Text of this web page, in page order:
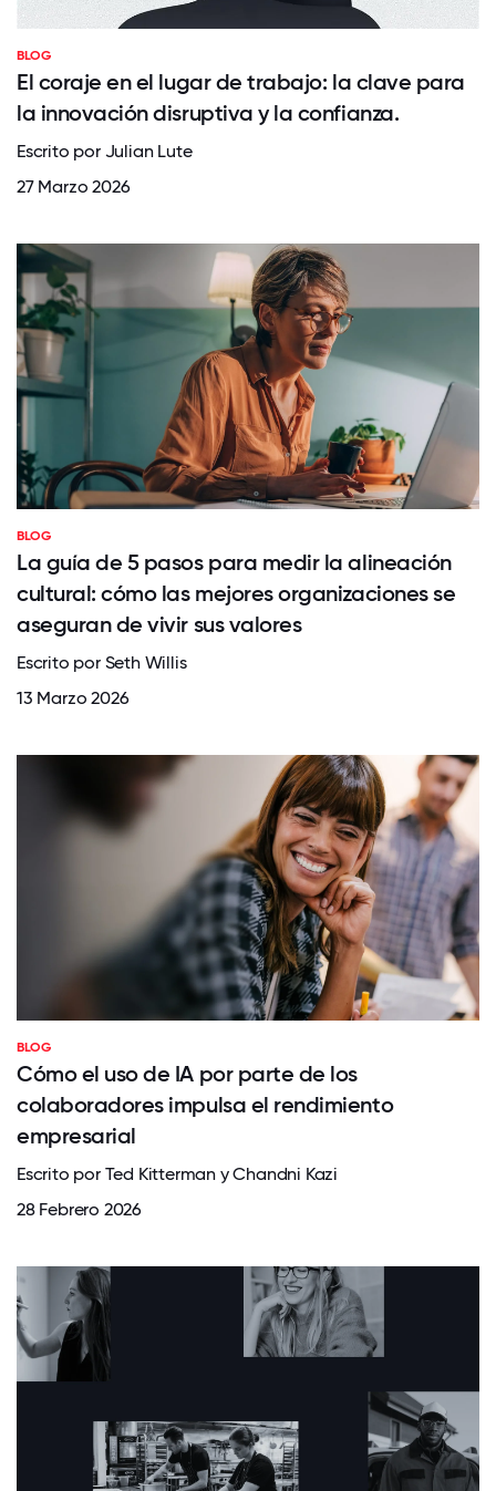
BLOG
El coraje en el lugar de trabajo: la clave para
la innovación disruptiva y la confianza.
Escrito por Julian Lute
27 Marzo 2026
BLOG
La guía de 5 pasos para medir la alineación
cultural: cómo las mejores organizaciones se
aseguran de vivir sus valores
Escrito por Seth Willis
13 Marzo 2026
BLOG
Cómo el uso de IA por parte de los
colaboradores impulsa el rendimiento
empresarial
Escrito por Ted Kitterman y Chandni Kazi
28 Febrero 2026